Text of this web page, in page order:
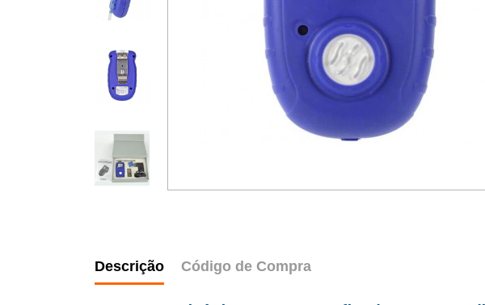
Descrição Código de Compra